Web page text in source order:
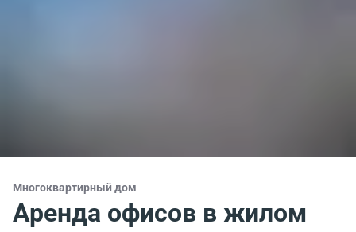
Многоквартирный дом
Аренда офисов в жилом